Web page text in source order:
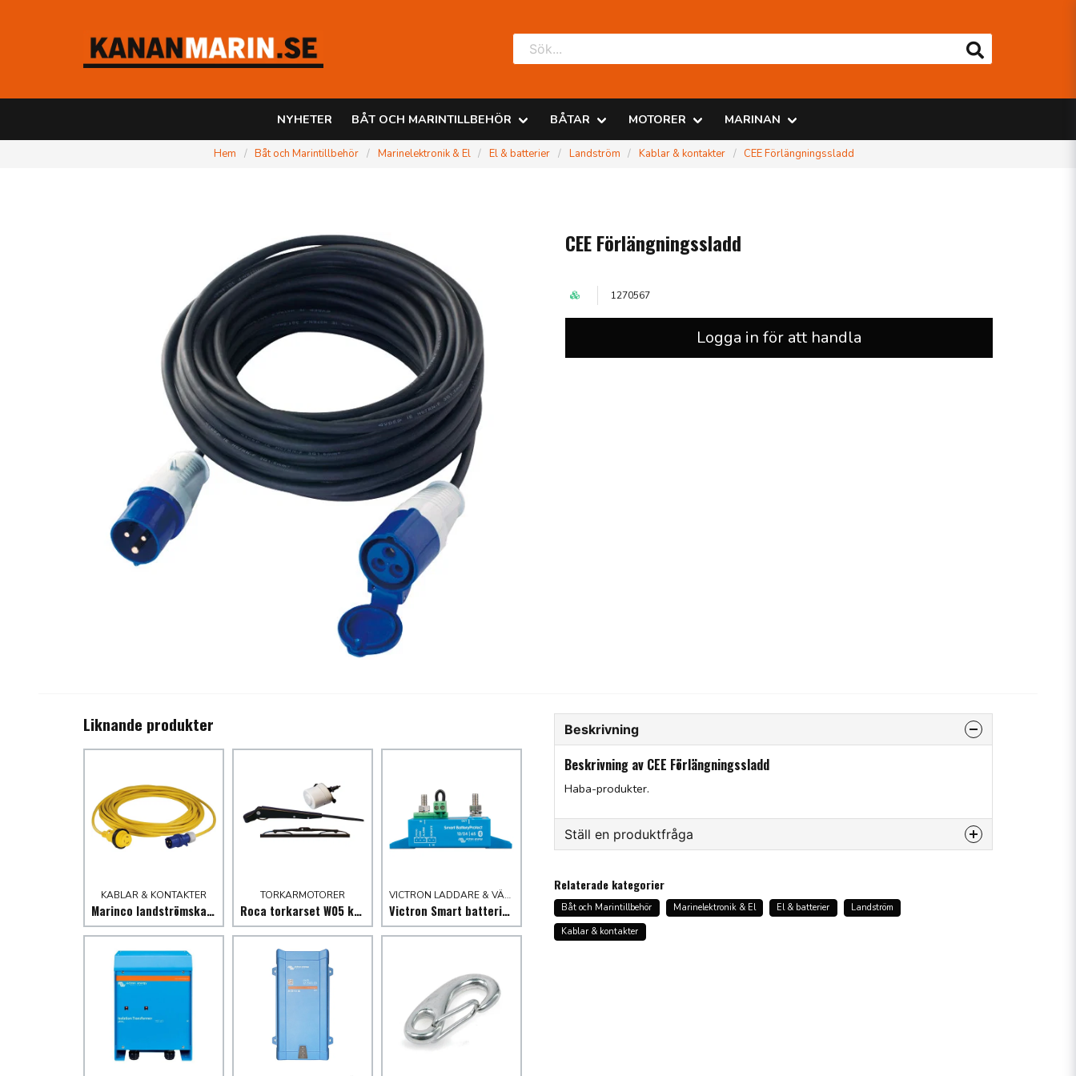
NYHETER BÅT OCH MARINTILLBEHÖR BÅTAR MOTORER MARINAN
Hem Båt och Marintillbehör Marinelektronik & El El & batterier Landström Kablar & kontakter CEE Förlängningssladd
CEE Förlängningssladd
1270567
Logga in för att handla
Liknande produkter
KABLAR & KONTAKTER
Marinco landströmskabel
TORKARMOTORER
Roca torkarset W05 komplett
VICTRON LADDARE & VÄXELRIKTARE
Victron Smart batteriskydd
Beskrivning
Beskrivning av CEE Förlängningssladd
Haba-produkter.
Ställ en produktfråga
Fråga oss något om denna produkten...
Relaterade kategorier
Båt och Marintillbehör Marinelektronik & El El & batterier
Landström
Kablar & kontakter